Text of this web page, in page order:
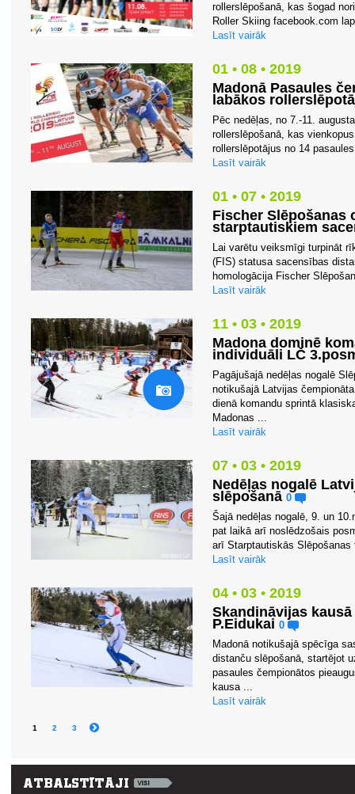
rollerslēpošanā, kas šogad
Roller Skiing facebook.com
Lasīt vairāk
01 • 08 • 2019
Madonā Pasaules
labākos
Pēc nedēļas, no 7.-11.
rollerslēpošanā, kas
rollerslēpotājus no 14
Lasīt vairāk
01 • 07 • 2019
Fischer Slēpošanas
starptautiskiem
Lai varētu veiksmīgi turpināt
(FIS) statusa sacensības
homologācija Fischer
Lasīt vairāk
11 • 03 • 2019
Madona dominē
individuāli LČ
Pagājušajā nedēļas nogalē
notikušajā Latvijas
dienā komandu sprintā
Madonas ...
Lasīt vairāk
07 • 03 • 2019
Nedēļas nogalē
slēpošanā 0
Šajā nedēļas nogalē, 9. un
pat laikā arī noslēdzošais
arī Starptautiskās
Lasīt vairāk
04 • 03 • 2019
Skandināvijas
P.Eidukai 0
Madonā notikušajā spēcīga
distanču slēpošanā, startējot
pasaules čempionātos
kausa ...
Lasīt vairāk
1 2 3